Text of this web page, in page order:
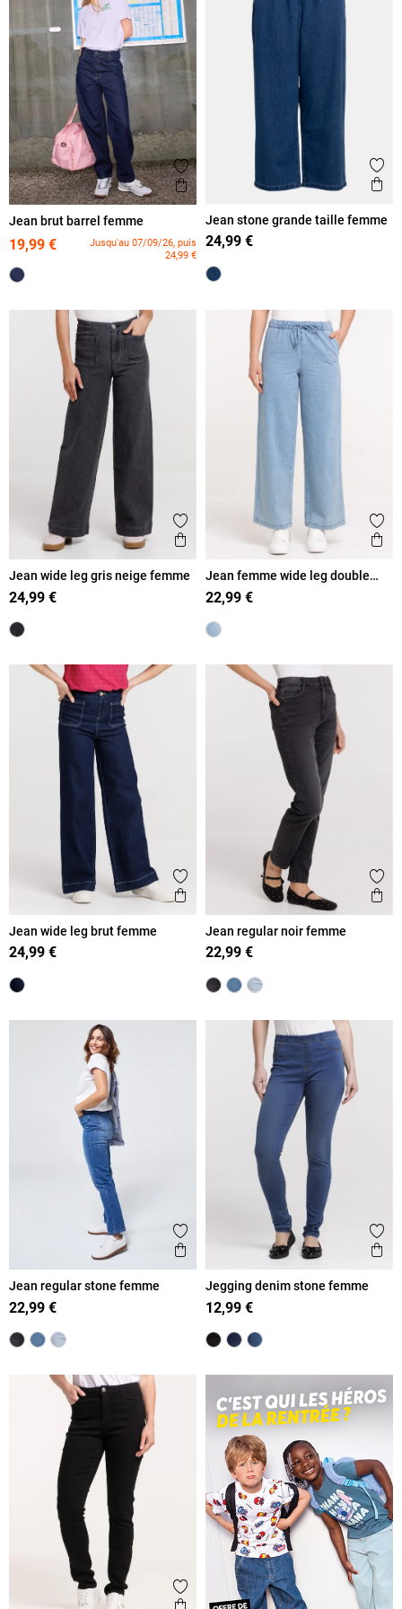
Ajouter aux favoris
Aperçu rapide
Jean brut barrel femme
19,99 €
Jusqu'au 07/09/26, puis
24,99 €
Jean stone grande taille femme
24,99 €
Ajouter aux favoris
Aperçu rapide
Jean wide leg gris neige femme
24,99 €
Jean femme wide leg double
stone
22,99 €
Ajouter aux favoris
Aperçu rapide
Jean wide leg brut femme
24,99 €
Jean regular noir femme
22,99 €
Ajouter aux favoris
Aperçu rapide
Jean regular stone femme
22,99 €
Jegging denim stone femme
12,99 €
Ajouter aux favoris